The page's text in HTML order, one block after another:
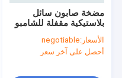
مضخة صابون سائل
بلاستيكية مقفلة للشامبو
ووضع الشعر خيارات
الإغلاق 24/415
الأسعار:negotiable
أحصل على آخر سعر